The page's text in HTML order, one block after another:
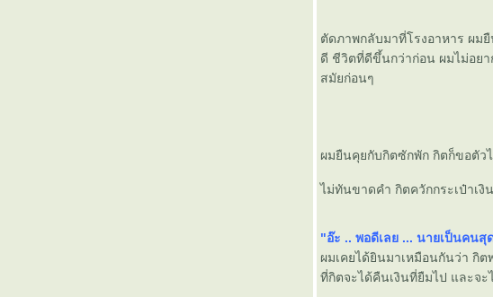
ตัดภาพกลับมาที่โรงอาหาร ผม
ดี ชีวิตที่ดีขึ้นกว่าก่อน ผมไม่อยา
สมัยก่อนๆ
ผมยืนคุยกับกิตซักพัก กิตก็ขอตัว
ไม่ทันขาดคำ กิตควักกระเป๋าเ
"อ๊ะ .. พอดีเลย ... นายเป็นคนสุ
ผมเคยได้ยินมาเหมือนกันว่า กิ
ที่กิตจะได้คืนเงินที่ยืมไป และจ